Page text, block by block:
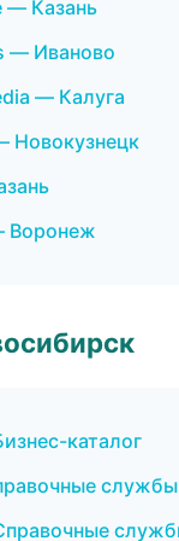
— Казань
— Иваново
— Калуга
Новокузнецк
Воронеж
каталог
службы